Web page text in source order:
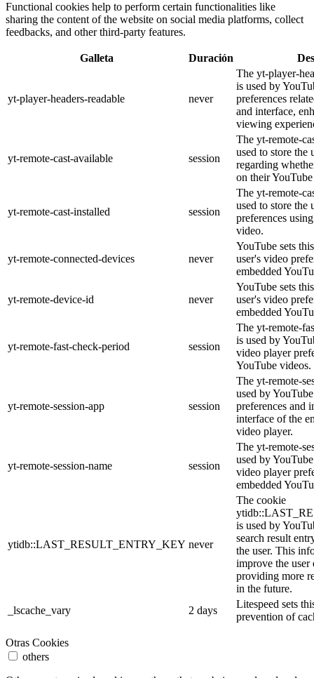
Functional cookies help to perform certain functionalities like
sharing the content of the website on social media platforms, collect
feedbacks, and other third-party features.
Galleta Duración
yt-player-headers-readable never
The yt-player-
is used by
preferences
and interface,
viewing
yt-remote-cast-available session
The yt-remote-
used to store the
regarding
on their
yt-remote-cast-installed session
The yt-remote-
used to store the
preferences
video.
yt-remote-connected-devices never
YouTube sets
user's video
embedded
yt-remote-device-id never
YouTube sets
user's video
embedded
yt-remote-fast-check-period session
The yt-remote-
is used by
video player
YouTube videos.
yt-remote-session-app session
The yt-remote-
used by
preferences and
interface of the
video player.
yt-remote-session-name session
The yt-remote-
used by
video player
embedded
ytidb::LAST_RESULT_ENTRY_KEY never
The cookie
is used by
search result
the user. This
improve the user
providing more
in the future.
_lscache_vary
2 days
Litespeed sets
prevention of
Otras Cookies
others